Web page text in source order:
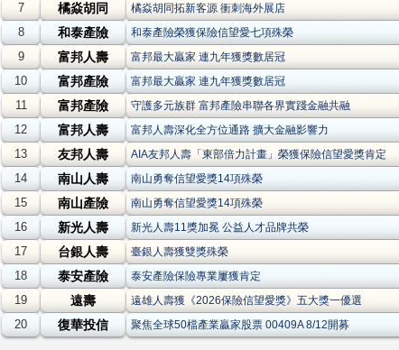
7
橘焱胡同 橘焱胡同拓新客源 衝刺海外展店
8
和泰產險 和泰產險榮獲保險信望愛七項殊榮
9
富邦人壽 富邦最大贏家 連九年獲獎數居冠
10
富邦產險 富邦最大贏家 連九年獲獎數居冠
11
富邦產險 守護多元族群 富邦產險串聯各界實踐金融共融
12
富邦人壽 富邦人壽深化全方位通路 擴大金融影響力
13
友邦人壽 AIA友邦人壽「東部倍力計畫」榮獲保險信望愛獎肯定
14
南山人壽 南山勇奪信望愛獎14項殊榮
15
南山產險 南山勇奪信望愛獎14項殊榮
16
新光人壽 新光人壽11獎加冕 公益人才品牌共榮
17
台銀人壽 臺銀人壽獲雙獎殊榮
18
泰安產險 泰安產險保險專業屢獲肯定
19
遠壽 遠雄人壽獲《2026保險信望愛獎》五大獎一優選
20
復華投信 聚焦全球50檔產業贏家股票 00409A 8/12開募